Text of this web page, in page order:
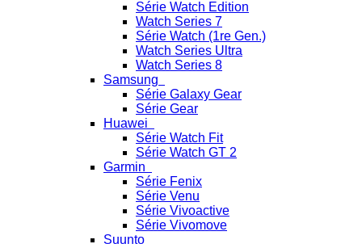
Série Watch Edition
Watch Series 7
Série Watch (1re Gen.)
Watch Series Ultra
Watch Series 8
Samsung
Série Galaxy Gear
Série Gear
Huawei
Série Watch Fit
Série Watch GT 2
Garmin
Série Fenix
Série Venu
Série Vivoactive
Série Vivomove
Suunto